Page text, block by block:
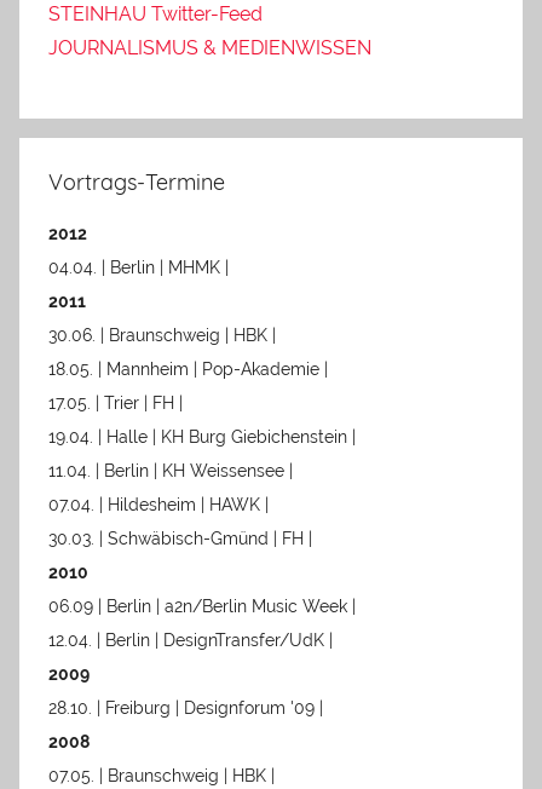
STEINHAU Twitter-Feed
JOURNALISMUS & MEDIENWISSEN
Vortrags-Termine
2012
04.04. | Berlin | MHMK |
2011
30.06. | Braunschweig | HBK |
18.05. | Mannheim | Pop-Akademie |
17.05. | Trier | FH |
19.04. | Halle | KH Burg Giebichenstein |
11.04. | Berlin | KH Weissensee |
07.04. | Hildesheim | HAWK |
30.03. | Schwäbisch-Gmünd | FH |
2010
06.09 | Berlin | a2n/Berlin Music Week |
12.04. | Berlin | DesignTransfer/UdK |
2009
28.10. | Freiburg | Designforum '09 |
2008
07.05. | Braunschweig | HBK |